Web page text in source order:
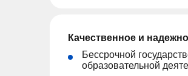
Качественное и
Бессрочной
образовательной